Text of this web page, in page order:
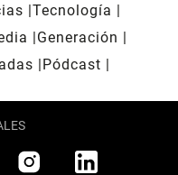
Tecnología
Generación
Pódcast